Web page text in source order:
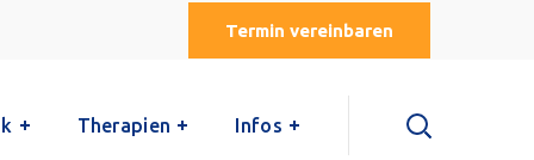
Termin vereinbaren
Therapien Infos